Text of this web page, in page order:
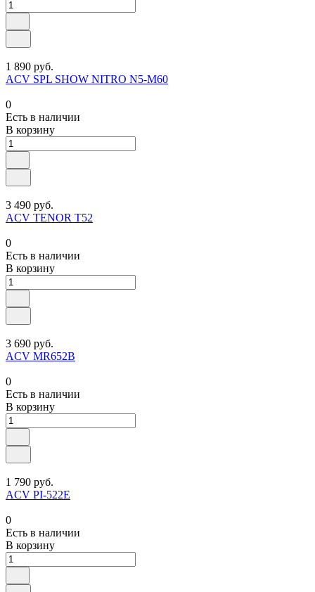
1 890 руб.
ACV SPL SHOW NITRO N5-M60
0
Есть в наличии
В корзину
3 490 руб.
ACV TENOR T52
0
Есть в наличии
В корзину
3 690 руб.
ACV MR652B
0
Есть в наличии
В корзину
1 790 руб.
ACV PI-522E
0
Есть в наличии
В корзину